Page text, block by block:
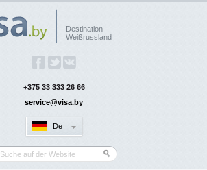
Destination
Weißrussland
+375 33 333 26 66
service@visa.by
De